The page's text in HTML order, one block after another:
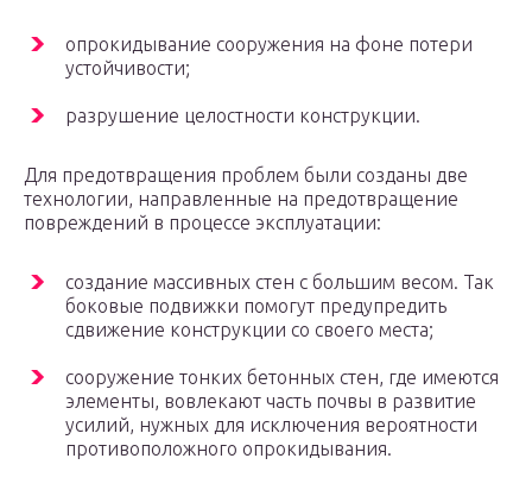
опрокидывание сооружения на фоне потери
устойчивости;
разрушение целостности конструкции.
Для предотвращения проблем были созданы две
технологии, направленные на предотвращение
повреждений в процессе эксплуатации:
создание массивных стен с большим весом. Так
боковые подвижки помогут предупредить
сдвижение конструкции со своего места;
сооружение тонких бетонных стен, где имеются
элементы, вовлекают часть почвы в развитие
усилий, нужных для исключения вероятности
противоположного опрокидывания.